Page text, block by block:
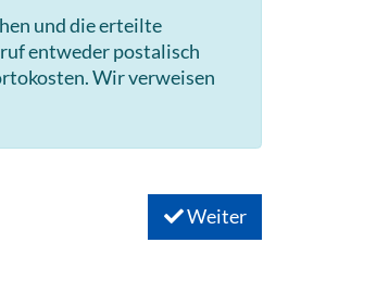
und die erteilte
entweder postalisch
Wir verweisen
Weiter